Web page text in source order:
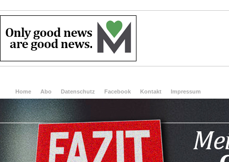
Home Abo Datenschutz Facebook Kontakt Impressum